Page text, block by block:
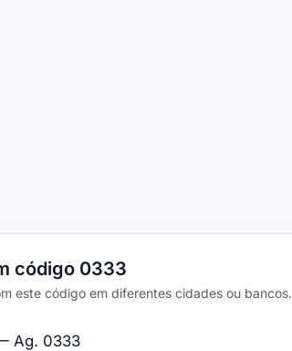
código 0333
este código em diferentes cidades ou bancos.
Ag. 0333